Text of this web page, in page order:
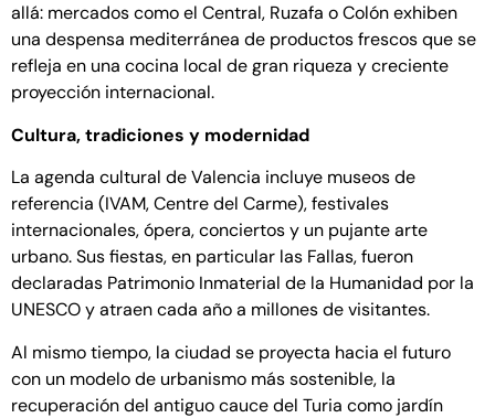
allá: mercados como el Central, Ruzafa o Colón exhiben
una despensa mediterránea de productos frescos que se
refleja en una cocina local de gran riqueza y creciente
proyección internacional.
Cultura, tradiciones y modernidad
La agenda cultural de Valencia incluye museos de
referencia (IVAM, Centre del Carme), festivales
internacionales, ópera, conciertos y un pujante arte
urbano. Sus fiestas, en particular las Fallas, fueron
declaradas Patrimonio Inmaterial de la Humanidad por la
UNESCO y atraen cada año a millones de visitantes.
Al mismo tiempo, la ciudad se proyecta hacia el futuro
con un modelo de urbanismo más sostenible, la
recuperación del antiguo cauce del Turia como jardín